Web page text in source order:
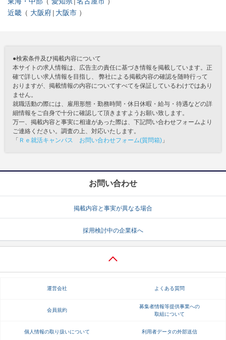
近畿
大阪府 大阪市
●検索条件及び掲載内容について
本サイトの求人情報は、広告主の責任に基づき情報を掲載しています。正
確で詳しい求人情報を目指し、 弊社による掲載内容の確認を随時行って
おりますが、掲載情報の内容についてすべてを保証しているわけではあり
ません。
就職活動の際には、雇用形態・勤務時間・休日休暇・給与・待遇などの詳
細情報をご自身で十分に確認して頂きますようお願い致します。
万一、掲載内容と事実に相違があった際は、下記問い合わせフォームより
ご連絡ください。調査の上、対応いたします。
「 Ｒｅ就活キャンパス お問い合わせフォーム(質問箱) 」
お問い合わせ
掲載内容と事実が異なる場合
採用検討中の企業様へ
運営会社 よくある質問
会員規約
募集者情報等提供事業への
取組について
個人情報の取り扱いについて 利用者データの外部送信